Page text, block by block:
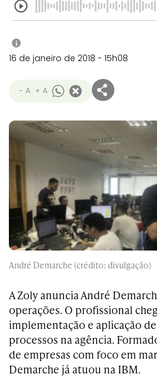
i
16 de janeiro de 2018 - 15h08
- A + A
André Demarche (crédito: divulgação)
A Zoly anuncia André
operações. O profissional
implementação e aplicação
processos na agência. F
de empresas com foco em
Demarche já atuou na IBM.